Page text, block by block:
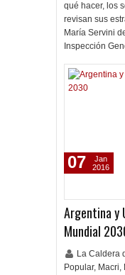
qué hacer, los
revisan sus
María Servini
Inspección
Argentina y
Mundial
La Caldera
Popular, Macri,
07
Jan
2016